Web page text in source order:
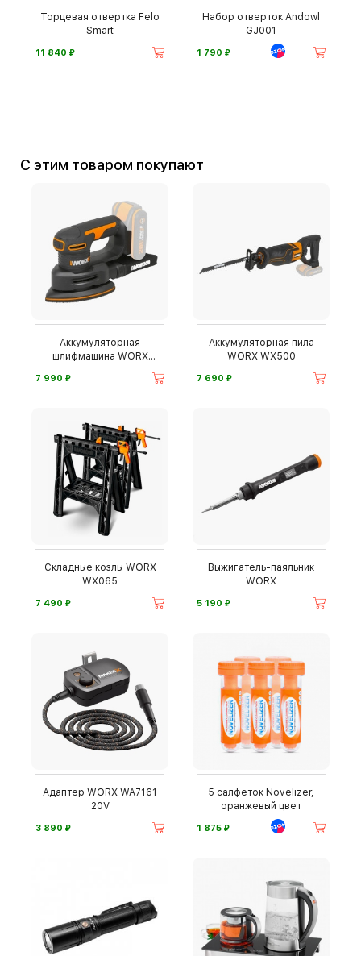
Торцевая отвертка Felo
Smart
11 840 ⃏
Набор отверток Andowl
GJ001
1 790 ⃏
С этим товаром покупают
Аккумуляторная
шлифмашина WORX
7 990 ⃏
Аккумуляторная пила
WORX WX500
7 690 ⃏
Складные козлы WORX
WX065
7 490 ⃏
Выжигатель-паяльник
WORX
5 190 ⃏
Адаптер WORX WA7161
20V
3 890 ⃏
5 салфеток Novelizer,
оранжевый цвет
1 875 ⃏